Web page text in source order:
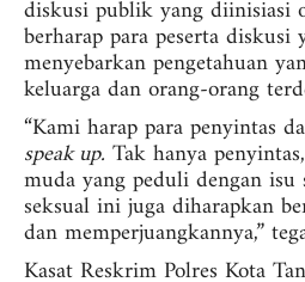
diskusi publik yang diinisiasi
berharap para peserta diskusi
menyebarkan pengetahuan
keluarga dan orang-orang
“Kami harap para penyintas
speak up. Tak hanya
muda yang peduli dengan isu
seksual ini juga diharapkan
dan memperjuangkannya,”
Kasat Reskrim Polres Kota